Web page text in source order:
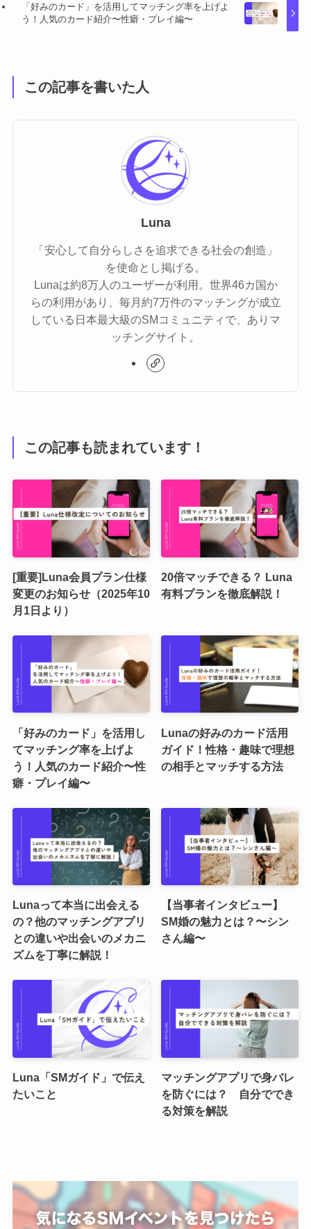
「好みのカード」を活用してマッチング率を上げよ
う！人気のカード紹介〜性癖・プレイ編〜
この記事を書いた人
Luna
「安心して自分らしさを追求できる社会の創造」
を使命とし掲げる。
Lunaは約8万人のユーザーが利用。世界46カ国か
らの利用があり、毎月約7万件のマッチングが成立
している​日本最大級のSMコミュニティで、ありマ
ッチングサイト。
この記事も読まれています！
[重要]Luna会員プラン仕様
変更のお知らせ（2025年10
月1日より）
20倍マッチできる？ Luna
有料プランを徹底解説！
「好みのカード」を活用し
てマッチング率を上げよ
う！人気のカード紹介〜性
癖・プレイ編〜
Lunaの好みのカード活用
ガイド！性格・趣味で理想
の相手とマッチする方法
Lunaって本当に出会える
の？他のマッチングアプリ
との違いや出会いのメカニ
ズムを丁寧に解説！
【当事者インタビュー】
SM婚の魅力とは？〜シン
さん編〜
Luna「SMガイド」で伝え
たいこと
マッチングアプリで身バレ
を防ぐには？ 自分ででき
る対策を解説